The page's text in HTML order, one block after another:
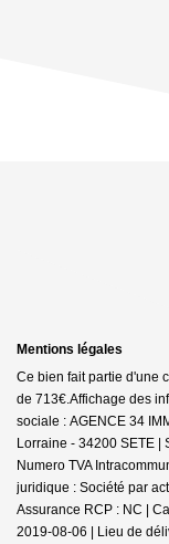
Mentions légales
Ce bien fait partie d'une
de 713€.Affichage des
sociale : AGENCE 34
Lorraine - 34200 SETE |
Numero TVA
juridique : Société par
Assurance RCP : NC |
2019-08-06 | Lieu de